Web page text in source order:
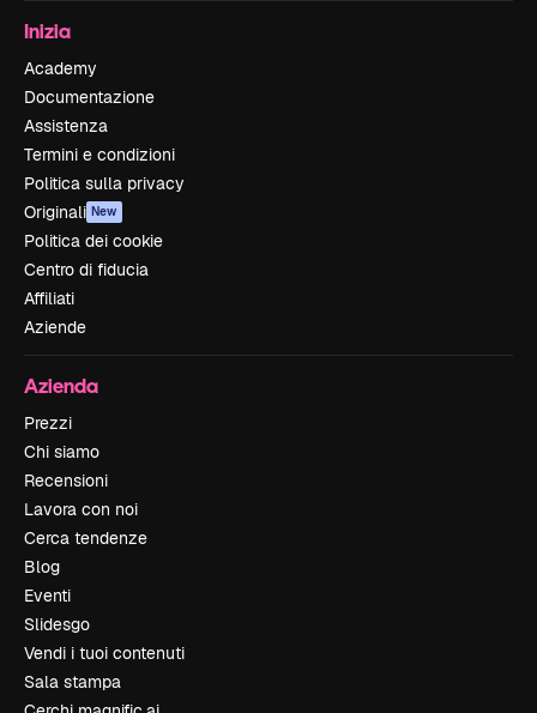
Inizia
Academy
Documentazione
Assistenza
Termini e condizioni
Politica sulla privacy
Originali New
Politica dei cookie
Centro di fiducia
Affiliati
Aziende
Azienda
Prezzi
Chi siamo
Recensioni
Lavora con noi
Cerca tendenze
Blog
Eventi
Slidesgo
Vendi i tuoi contenuti
Sala stampa